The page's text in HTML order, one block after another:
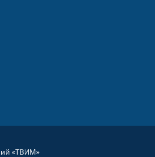
«ТВИМ»